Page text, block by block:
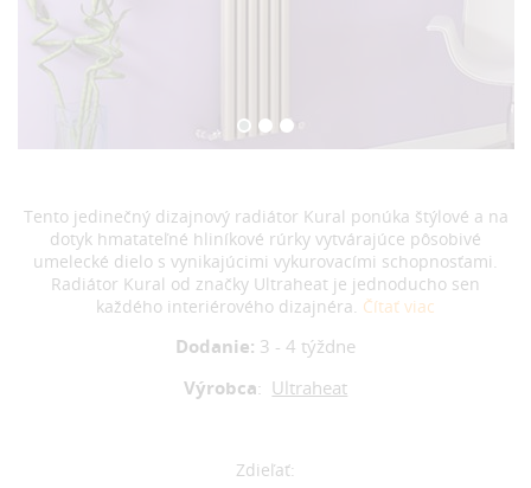
Tento jedinečný dizajnový radiátor Kural ponúka štýlové a na
dotyk hmatateľné hliníkové rúrky vytvárajúce pôsobivé
umelecké dielo s vynikajúcimi vykurovacími schopnosťami.
Radiátor Kural od značky Ultraheat je jednoducho sen
každého interiérového dizajnéra. Čítať viac
Dodanie: 3 - 4 týždne
Výrobca: Ultraheat
Zdieľať: